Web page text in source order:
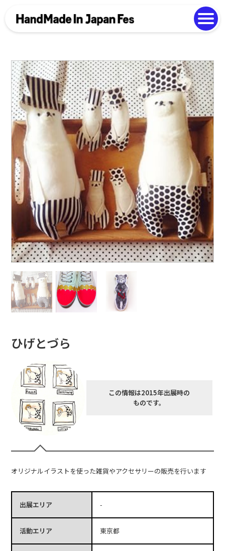
Photo Gallery
EN 中文
ひげとづら
この情報は2015年出展時の
ものです。
オリジナルイラストを使った雑貨やアクセサリーの販売を行います
出展エリア -
活動エリア 東京都